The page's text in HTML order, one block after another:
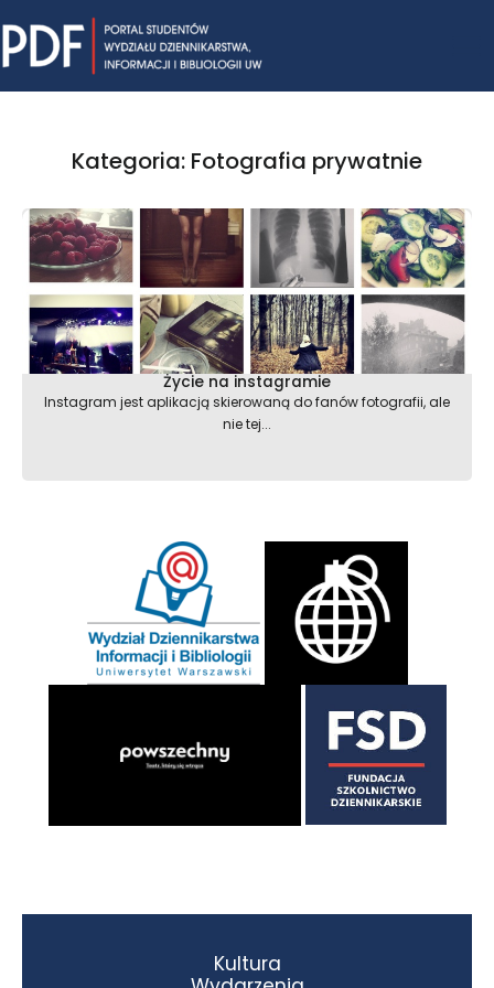
to
content
Kategoria: Fotografia prywatnie
Życie na instagramie
Instagram jest aplikacją skierowaną do fanów fotografii, ale
nie tej...
Kultura